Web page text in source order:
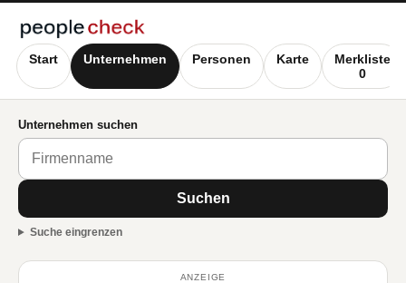
Start Unternehmen Personen Karte
Merkliste
0
Unternehmen suchen
Suchen
Suche eingrenzen
ANZEIGE